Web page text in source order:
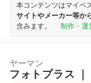
本コンテンツはマイベ
サイトやメーカー等か
含みます。
制作・運
ヤーマン
フォトプラス